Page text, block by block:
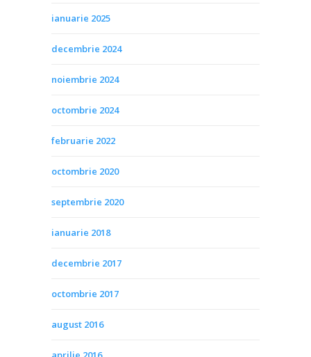
ianuarie 2025
decembrie 2024
noiembrie 2024
octombrie 2024
februarie 2022
octombrie 2020
septembrie 2020
ianuarie 2018
decembrie 2017
octombrie 2017
august 2016